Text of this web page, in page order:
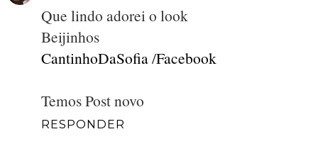
Que lindo adorei o look
Beijinhos
CantinhoDaSofia/Facebook
Temos Post novo
RESPONDER